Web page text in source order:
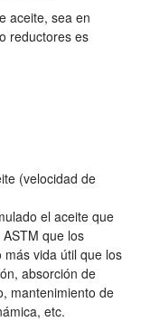
aceite, sea en
reductores es
(velocidad de
el aceite que
que los
vida útil que los
absorción de
mantenimiento de
etc.